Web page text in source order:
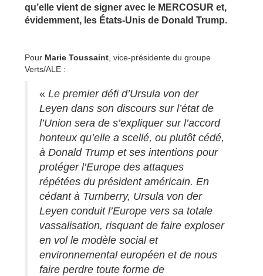
qu’elle vient de signer avec le MERCOSUR et,
évidemment, les États-Unis de Donald Trump.
Pour Marie Toussaint , vice-présidente du groupe
Verts/ALE :
« Le premier défi d’Ursula von der
Leyen dans son discours sur l’état de
l’Union sera de s’expliquer sur l’accord
honteux qu’elle a scellé, ou plutôt cédé,
à Donald Trump et ses intentions pour
protéger l’Europe des attaques
répétées du président américain. En
cédant à Turnberry, Ursula von der
Leyen conduit l’Europe vers sa totale
vassalisation, risquant de faire exploser
en vol le modèle social et
environnemental européen et de nous
faire perdre toute forme de